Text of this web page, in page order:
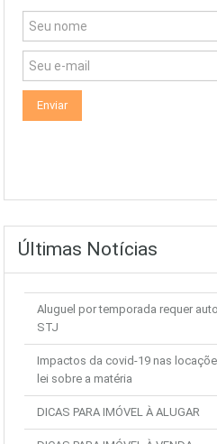
Últimas Notícias
Aluguel por temporada requer
STJ
Impactos da covid-19 nas
lei sobre a matéria
DICAS PARA IMÓVEL À ALUGAR